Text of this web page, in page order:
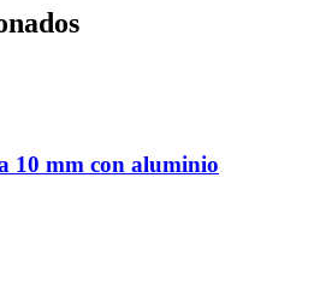
10 mm con aluminio